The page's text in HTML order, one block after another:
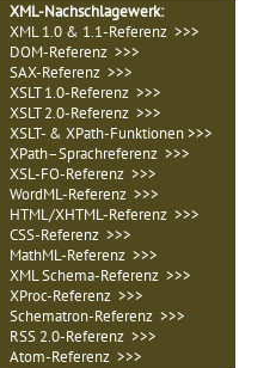
XML-Nachschlagewerk:
XML 1.0 & 1.1-Referenz >>>
DOM-Referenz >>>
SAX-Referenz >>>
XSLT 1.0-Referenz >>>
XSLT 2.0-Referenz >>>
XSLT- & XPath-Funktionen >>>
XPath–Sprachreferenz >>>
XSL-FO-Referenz >>>
WordML-Referenz >>>
HTML/XHTML-Referenz >>>
CSS-Referenz >>>
MathML-Referenz >>>
XML Schema-Referenz >>>
XProc-Referenz >>>
Schematron-Referenz >>>
RSS 2.0-Referenz >>>
Atom-Referenz >>>